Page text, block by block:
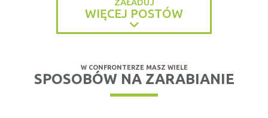
ZAŁADUJ
WIĘCEJ POSTÓW
W CONFRONTERZE MASZ WIELE
SPOSOBÓW NA ZARABIANIE